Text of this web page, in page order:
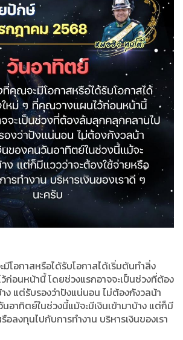
โอกาสหรือได้รับโอกาสได้เริ่มต้นทำสิ่ง
ก่อนหน้านี้โดยช่วงแรกอาจจะเป็นช่วงที่ต้อง
ง แต่รับรองว่าปังแน่นอน ไม่ต้องกังวลน้า
อาทิตย์ในช่วงนี้แม้จะมีเงินเข้ามาบ้าง แต่ก็มี
อลงทุนไปกับการทำงาน บริหารเงินของเรา